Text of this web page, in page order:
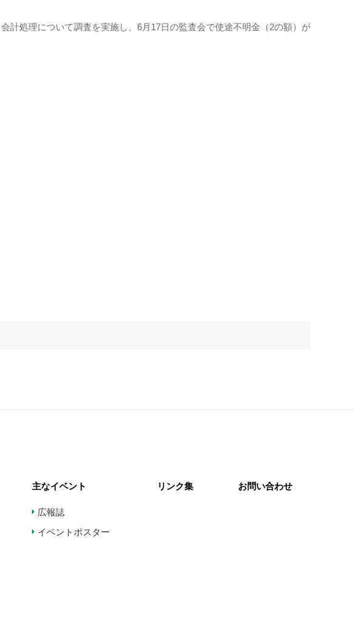
計処理について調査を実施し、6月17日の監査会で使途不明金（2の額）が
主なイベント
広報誌
イベントポスター
リンク集 お問い合わせ